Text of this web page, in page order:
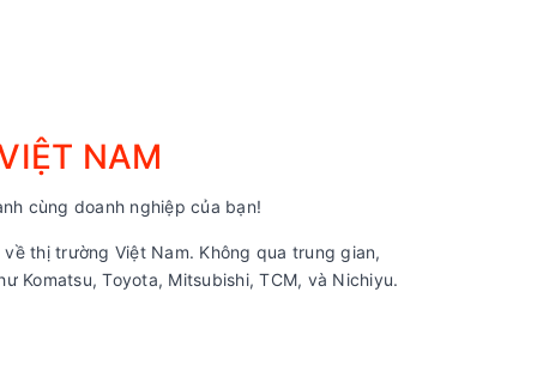
NAM
cùng doanh nghiệp của bạn!
về thị trường Việt Nam. Không qua trung gian,
Komatsu, Toyota, Mitsubishi, TCM, và Nichiyu.